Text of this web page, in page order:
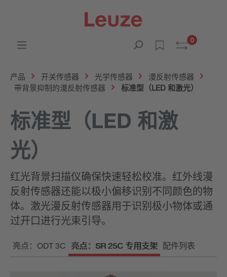
0
产品 开关传感器 光学传感器
漫反射传感器
带背景抑制的漫反射传感器
标准型（LED 和激光）
标准型（LED 和激
光）
红光背景扫描仪确保快速轻松校准。红外线漫
反射传感器还能以极小偏移识别不同颜色的物
体。激光漫反射传感器用于识别极小物体或通
过开口进行光束引导。
亮点：ODT 3C 亮点：SR 25C 专用支架 配件列表